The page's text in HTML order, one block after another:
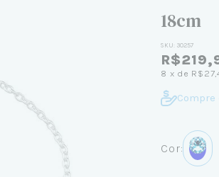
18cm
SKU: 30257
8 x de
Cor: